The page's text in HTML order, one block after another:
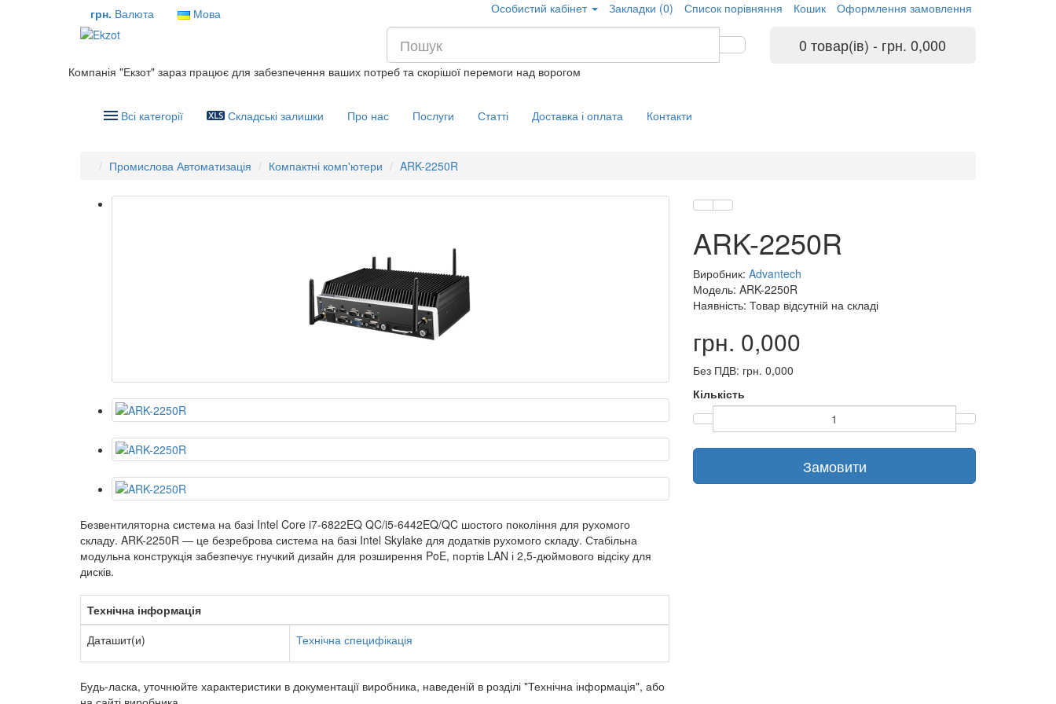
грн. Валюта Мова Особистий кабінет Закладки (0) Список порівняння Кошик Оформлення замовлення
0 товар(ів) - грн. 0,000
Компанія "Екзот" зараз працює для забезпечення ваших потреб та скорішої перемоги над ворогом
Всі категорії Складські залишки Про нас Послуги Статті Доставка і оплата Контакти
Промислова Автоматизація Компактні комп'ютери ARK-2250R
Безвентиляторна система на базі Intel Core i7-6822EQ QC/i5-6442EQ/QC шостого покоління для рухомого
складу. ARK-2250R — це безреброва система на базі Intel Skylake для додатків рухомого складу. Стабільна
модульна конструкція забезпечує гнучкий дизайн для розширення PoE, портів LAN і 2,5-дюймового відсіку для
дисків.
Технічна інформація
Даташит(и)
Технічна специфікація
Будь-ласка, уточнюйте характеристики в документації виробника, наведеній в розділі "Технічна інформація", або
ARK-2250R
Виробник: Advantech
Модель: ARK-2250R
Наявність: Товар відсутній на складі
грн. 0,000
Без ПДВ: грн. 0,000
Кількість
Замовити